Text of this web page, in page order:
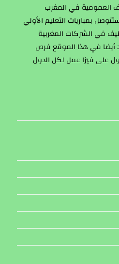
العمومية في المغرب
بمباريات التعليم الأولي
في الشركات المغربية
أيضا في هذا الموقع فرص
على فيزا عمل لكل الدول